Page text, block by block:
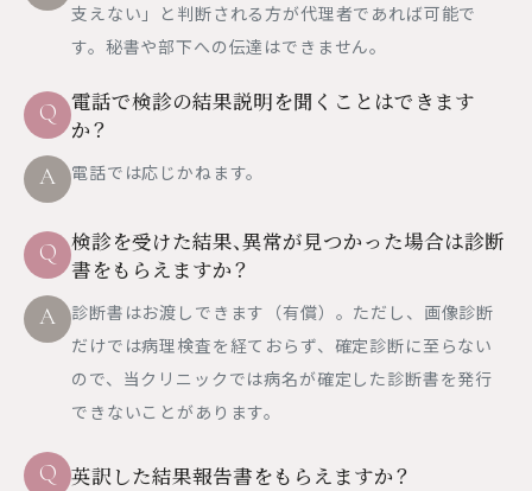
支えない」と判断される方が代理者であれば可能で
す。秘書や部下への伝達はできません。
Q 電話で検診の結果説明を聞くことはできます
か？
A
電話では応じかねます。
Q 検診を受けた結果、異常が見つかった場合は診断
書をもらえますか？
A
診断書はお渡しできます（有償）。ただし、画像診断
だけでは病理検査を経ておらず、確定診断に至らない
ので、当クリニックでは病名が確定した診断書を発行
できないことがあります。
Q 英訳した結果報告書をもらえますか？